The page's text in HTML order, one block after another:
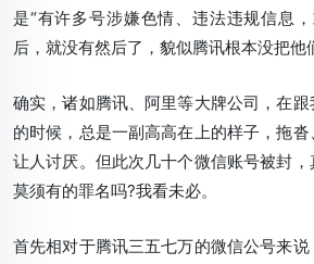
是“有许多号涉嫌色情、违法违规信息
后，就没有然后了，貌似腾讯根本没把他
确实，诸如腾讯、阿里等大牌公司，在
的时候，总是一副高高在上的样子，拖沓
让人讨厌。但此次几十个微信账号被封，
莫须有的罪名吗?我看未必。
首先相对于腾讯三五七万的微信公号来